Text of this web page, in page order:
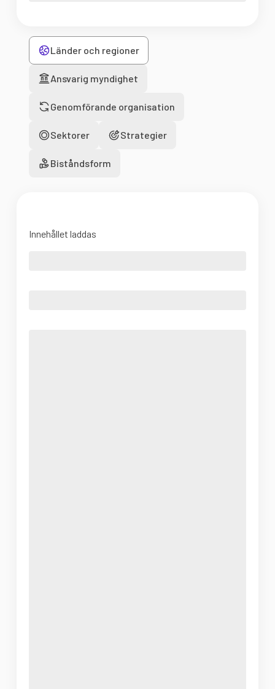
Länder och regioner
Ansvarig myndighet
Genomförande organisation
Sektorer Strategier
Biståndsform
Innehållet laddas